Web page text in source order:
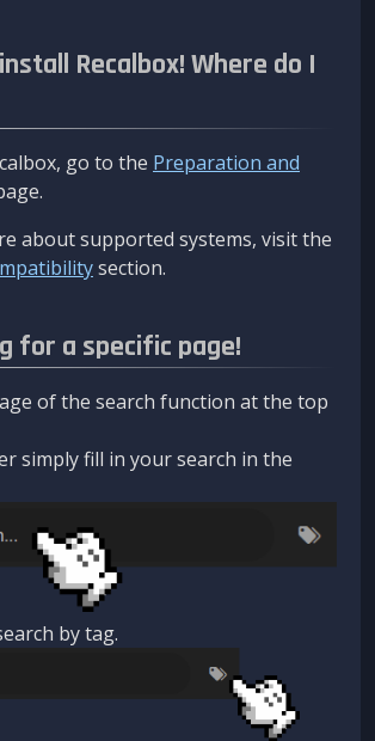
Recalbox! Where do I
go to the Preparation and
about supported systems, visit the
section.
for a specific page!
of the search function at the top
simply fill in your search in the
by tag.